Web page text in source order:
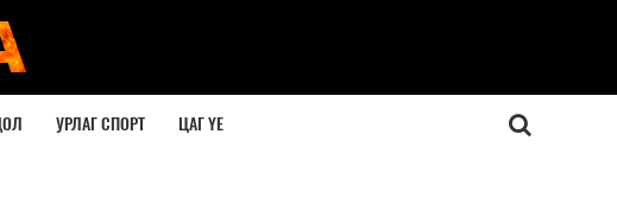
УРЛАГ СПОРТ ЦАГ ҮЕ